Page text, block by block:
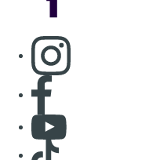
Consulter
Consulter page
Consulter
Consulter TikTok